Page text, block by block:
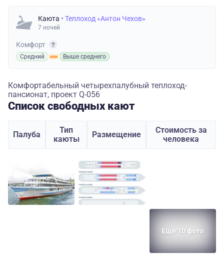
Каюта • Теплоход «Антон Чехов»
7 ночей
Комфорт
Средний Выше среднего
Комфортабельный четырехпалубный теплоход-
пансионат, проект Q-056
Список свободных кают
Палуба
Тип
каюты
Размещение
Стоимость за
человека
Еще 10 фото